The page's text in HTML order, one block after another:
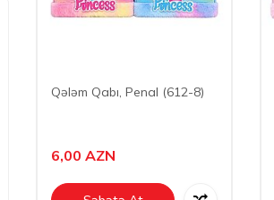
Qələm Qabı, Penal (612-8)
6,00 AZN